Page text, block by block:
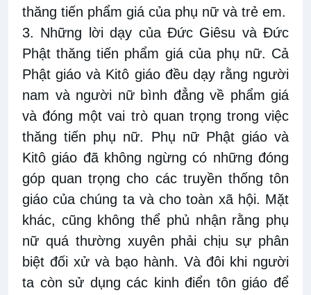
thăng tiến phẩm giá của phụ nữ và trẻ em.
3. Những lời dạy của Đức Giêsu và Đức
Phật thăng tiến phẩm giá của phụ nữ. Cả
Phật giáo và Kitô giáo đều dạy rằng người
nam và người nữ bình đẳng về phẩm giá
và đóng một vai trò quan trọng trong việc
thăng tiến phụ nữ. Phụ nữ Phật giáo và
Kitô giáo đã không ngừng có những đóng
góp quan trọng cho các truyền thống tôn
giáo của chúng ta và cho toàn xã hội. Mặt
khác, cũng không thể phủ nhận rằng phụ
nữ quá thường xuyên phải chịu sự phân
biệt đối xử và bạo hành. Và đôi khi người
ta còn sử dụng các kinh điển tôn giáo để